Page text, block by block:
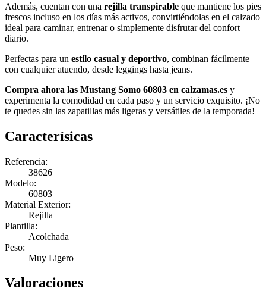
Además, cuentan con una rejilla transpirable que mantiene los pies
frescos incluso en los días más activos, convirtiéndolas en el calzado
ideal para caminar, entrenar o simplemente disfrutar del confort
diario.
Perfectas para un estilo casual y deportivo, combinan fácilmente
con cualquier atuendo, desde leggings hasta jeans.
Compra ahora las Mustang Somo 60803 en calzamas.es y
experimenta la comodidad en cada paso y un servicio exquisito. ¡No
te quedes sin las zapatillas más ligeras y versátiles de la temporada!
Caracterísicas
Referencia:
38626
Modelo:
60803
Material Exterior:
Rejilla
Plantilla:
Acolchada
Peso:
Muy Ligero
Valoraciones